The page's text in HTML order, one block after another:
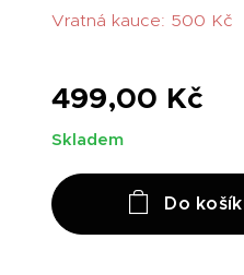
Vratná kauce: 500 Kč
499,00 Kč
Skladem
Do